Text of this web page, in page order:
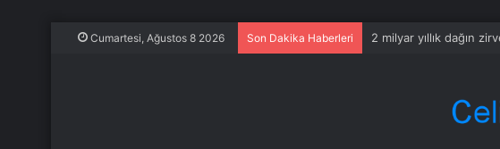
Cumartesi, Ağustos 8 2026 Son Dakika Haberleri 2 milyar yıllık dağın